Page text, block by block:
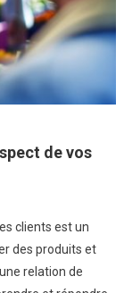
de vos
clients est un
des produits et
relation de